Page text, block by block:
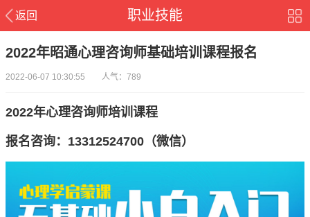
返回 职业技能
2022年昭通心理咨询师基础培训课程报名
2022-06-07 10:30:55 人气：789
2022年心理咨询师培训课程
报名咨询：13312524700（微信）